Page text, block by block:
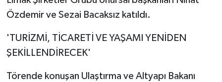
Özdemir ve Sezai Bacaksız katıldı.
'TURİZMİ, TİCARETİ VE YAŞAMI YENİDEN
ŞEKİLLENDİRECEK'
Törende konuşan Ulaştırma ve Altyapı Bakanı